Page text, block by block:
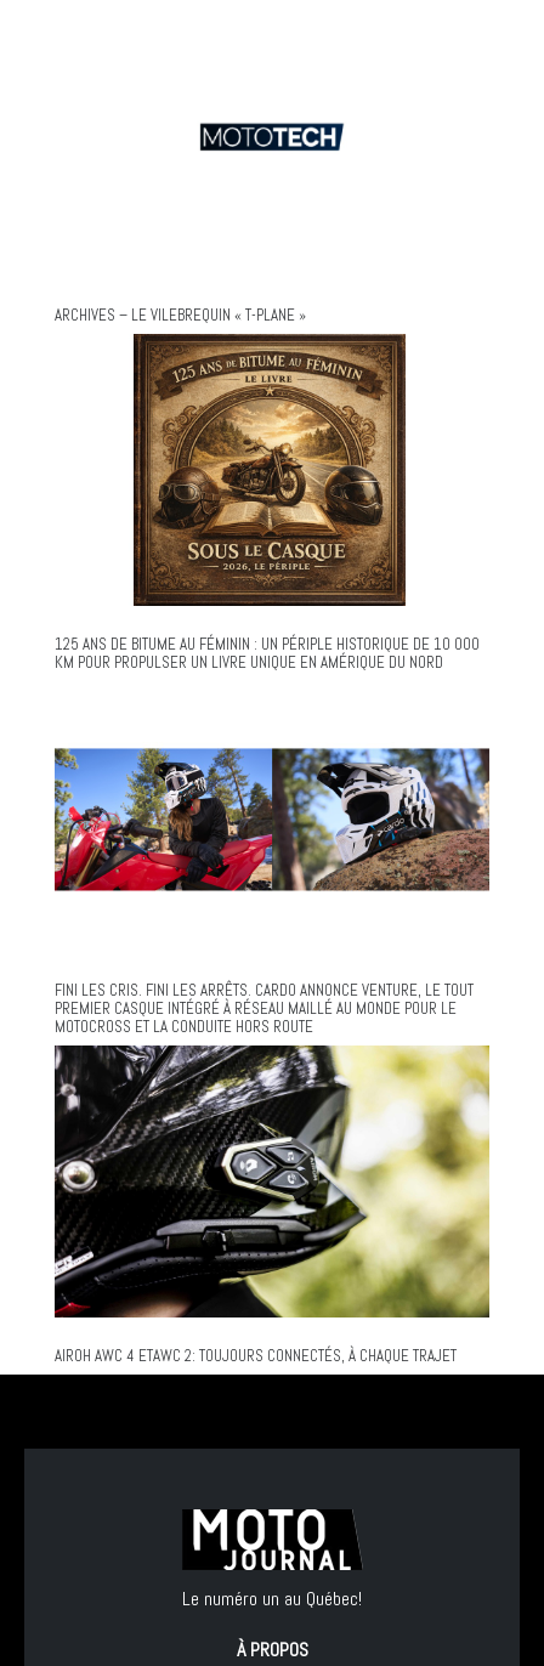
ARCHIVES – LE VILEBREQUIN « T-PLANE »
125 ANS DE BITUME AU FÉMININ : UN PÉRIPLE HISTORIQUE DE 10 000
KM POUR PROPULSER UN LIVRE UNIQUE EN AMÉRIQUE DU NORD
FINI LES CRIS. FINI LES ARRÊTS. CARDO ANNONCE VENTURE, LE TOUT
PREMIER CASQUE INTÉGRÉ À RÉSEAU MAILLÉ AU MONDE POUR LE
MOTOCROSS ET LA CONDUITE HORS ROUTE
AIROH AWC 4 ETAWC 2: TOUJOURS CONNECTÉS, À CHAQUE TRAJET
Le numéro un au Québec!
À PROPOS